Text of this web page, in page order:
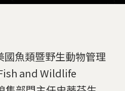
魚類暨野生動物管理
and Wildlife